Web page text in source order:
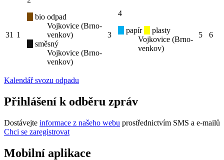
31 1
bio odpad
Vojkovice (Brno-
venkov)
směsný
Vojkovice (Brno-
venkov)
3
4
papír
plasty
Vojkovice (Brno-
venkov)
5 6
Kalendář svozu odpadu
Přihlášení k odběru zpráv
Dostávejte informace z našeho webu prostřednictvím SMS a e-mailů
Chci se zaregistrovat
Mobilní aplikace